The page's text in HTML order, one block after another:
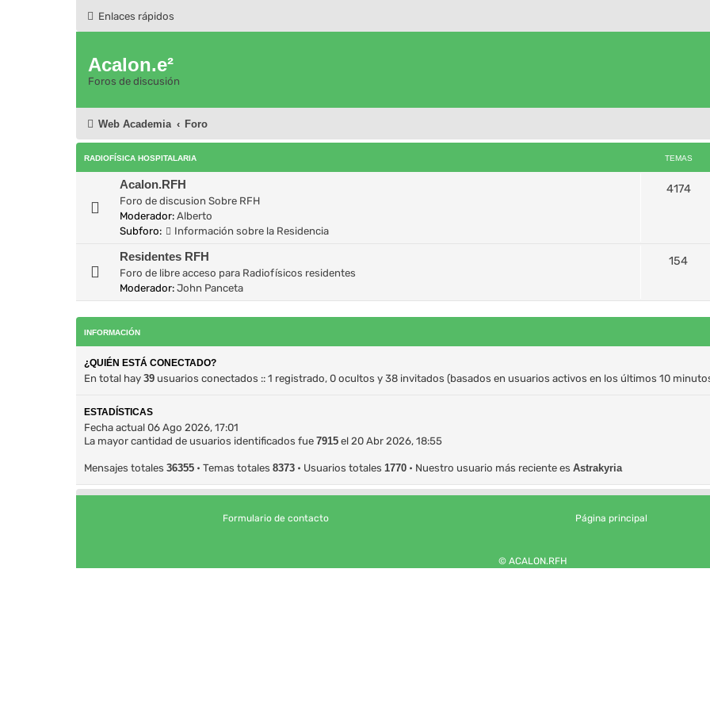
Enlaces rápidos
Acalon.e²
Foros de discusión
Web Academia Foro
RADIOFÍSICA HOSPITALARIA TEMAS
Acalon.RFH
Foro de discusion Sobre RFH
Moderador: Alberto
Subforo:
Información sobre la Residencia
4174
Residentes RFH
Foro de libre acceso para Radiofísicos residentes
Moderador: John Panceta
154
INFORMACIÓN
¿QUIÉN ESTÁ CONECTADO?
En total hay 39 usuarios conectados :: 1 registrado, 0 ocultos y 38 invitados (basados en usuarios activos en los últimos 10
ESTADÍSTICAS
Fecha actual 06 Ago 2026, 17:01
La mayor cantidad de usuarios identificados fue 7915 el 20 Abr 2026, 18:55
Mensajes totales 36355 • Temas totales 8373 • Usuarios totales 1770 • Nuestro usuario más reciente es Astrakyria
Formulario de contacto Página principal
© ACALON.RFH